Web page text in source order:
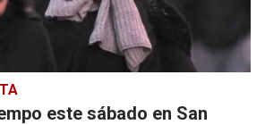
este sábado en San